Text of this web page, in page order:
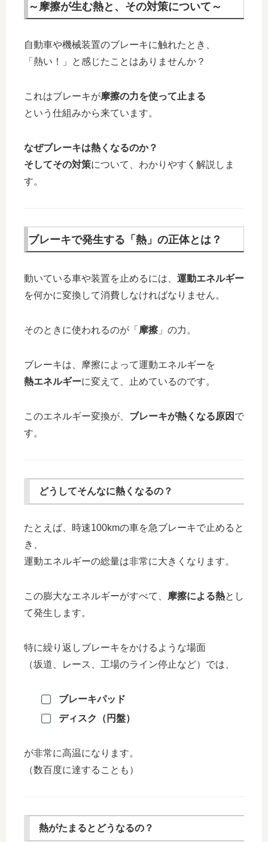
～摩擦が生む熱と、その対策について～
自動車や機械装置のブレーキに触れたとき、
「熱い！」と感じたことはありませんか？
これはブレーキが摩擦の力を使って止まる
という仕組みから来ています。
なぜブレーキは熱くなるのか？
そしてその対策について、わかりやすく解説しま
す。
ブレーキで発生する「熱」の正体とは？
動いている車や装置を止めるには、 運動エネルギー
を何かに変換して消費しなければなりません。
そのときに使われるのが「 摩擦 」の力。
ブレーキは、摩擦によって運動エネルギーを
熱エネルギーに変えて、止めているのです。
このエネルギー変換が、 ブレーキが熱くなる原因 で
す。
どうしてそんなに熱くなるの？
たとえば、時速100kmの車を急ブレーキで止めると
き、
運動エネルギーの総量は非常に大きくなります。
この膨大なエネルギーがすべて、 摩擦による熱とし
て発生します。
特に繰り返しブレーキをかけるような場面
（坂道、レース、工場のライン停止など）では、
ブレーキパッド
ディスク（円盤）
が非常に高温になります。
（数百度に達することも）
熱がたまるとどうなるの？